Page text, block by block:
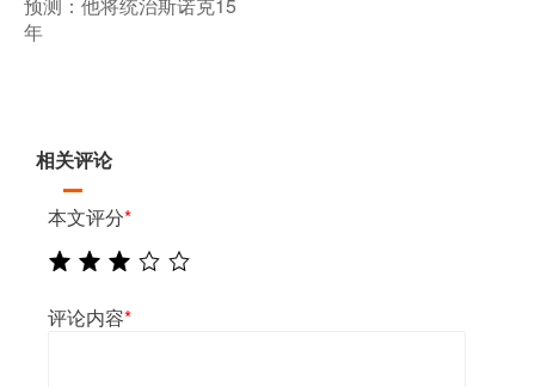
预测：他将统治斯诺克15
年
相关评论
本文评分*
评论内容*